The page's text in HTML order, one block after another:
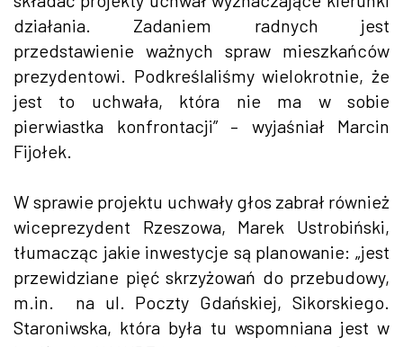
działania. Zadaniem radnych jest
przedstawienie ważnych spraw mieszkańców
prezydentowi. Podkreślaliśmy wielokrotnie, że
jest to uchwała, która nie ma w sobie
pierwiastka konfrontacji” – wyjaśniał Marcin
Fijołek.
W sprawie projektu uchwały głos zabrał również
wiceprezydent Rzeszowa, Marek Ustrobiński,
tłumacząc jakie inwestycje są planowanie: „jest
przewidziane pięć skrzyżowań do przebudowy,
m.in. na ul. Poczty Gdańskiej, Sikorskiego.
Staroniwska, która była tu wspomniana jest w